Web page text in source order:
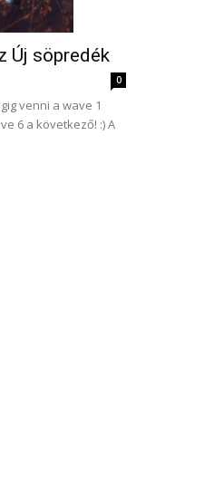
Új söpredék
0
venni a wave 1
6 a következő! :) A